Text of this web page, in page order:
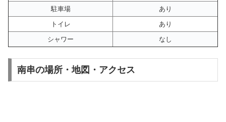
駐車場
あり
トイレ
あり
シャワー
なし
南串の場所・地図・アクセス